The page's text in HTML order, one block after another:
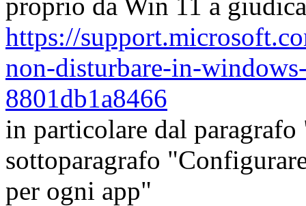
https://
non-disturbare-in-
8801db1a8466
in particolare dal
sottoparagrafo
per ogni app"